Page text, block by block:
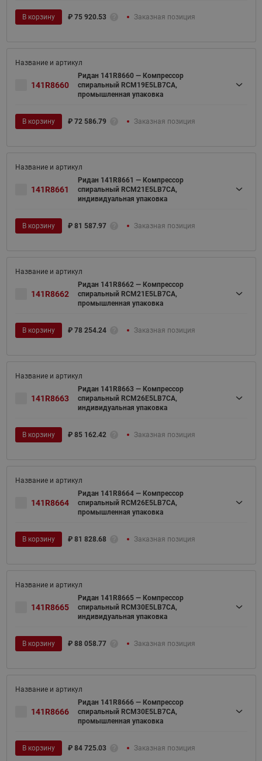
В корзину ₽ 75 920.53 Заказная позиция
141R8660
Ридан 141R8660 — Компрессор
спиральный RCM19E5LB7CA,
промышленная упаковка
В корзину ₽ 72 586.79 Заказная позиция
141R8661
Ридан 141R8661 — Компрессор
спиральный RCM21E5LB7CA,
индивидуальная упаковка
В корзину ₽ 81 587.97 Заказная позиция
141R8662
Ридан 141R8662 — Компрессор
спиральный RCM21E5LB7CA,
промышленная упаковка
В корзину ₽ 78 254.24 Заказная позиция
141R8663
Ридан 141R8663 — Компрессор
спиральный RCM26E5LB7CA,
индивидуальная упаковка
В корзину ₽ 85 162.42 Заказная позиция
141R8664
Ридан 141R8664 — Компрессор
спиральный RCM26E5LB7CA,
промышленная упаковка
В корзину ₽ 81 828.68 Заказная позиция
141R8665
Ридан 141R8665 — Компрессор
спиральный RCM30E5LB7CA,
индивидуальная упаковка
В корзину ₽ 88 058.77 Заказная позиция
141R8666
Ридан 141R8666 — Компрессор
спиральный RCM30E5LB7CA,
промышленная упаковка
В корзину ₽ 84 725.03 Заказная позиция